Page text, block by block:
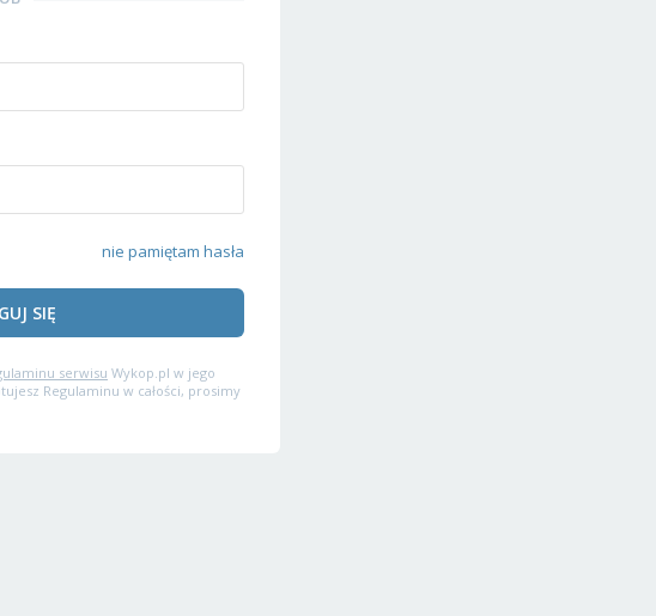
nie pamiętam hasła
SIĘ
serwisu Wykop.pl w jego
Regulaminu w całości, prosimy